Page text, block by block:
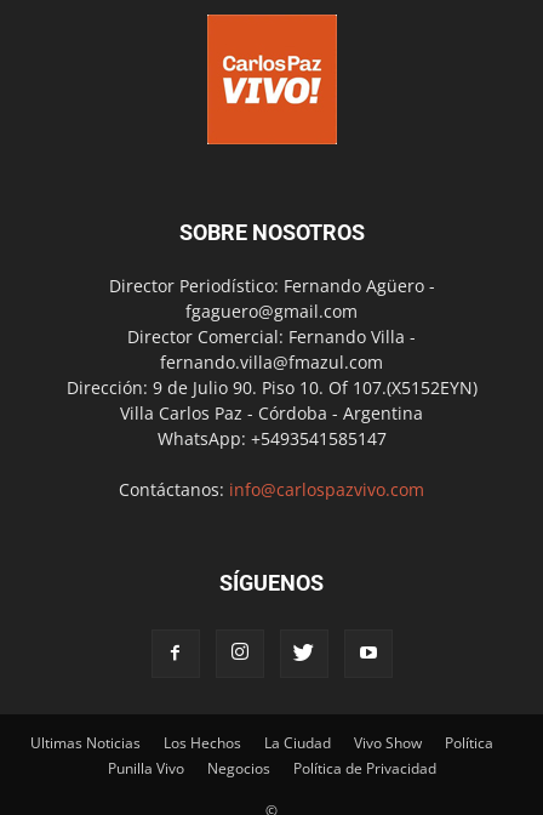
SOBRE NOSOTROS
Director Periodístico: Fernando Agüero -
fgaguero@gmail.com
Director Comercial: Fernando Villa -
fernando.villa@fmazul.com
Dirección: 9 de Julio 90. Piso 10. Of 107.(X5152EYN)
Villa Carlos Paz - Córdoba - Argentina
WhatsApp: +5493541585147
Contáctanos: info@carlospazvivo.com
SÍGUENOS
Ultimas Noticias Los Hechos La Ciudad Vivo Show
Política
Punilla Vivo
Negocios Política de Privacidad
©